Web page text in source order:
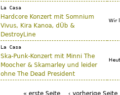
La Casa
Hardcore Konzert mit Somnium
Vivus, Kira Kanoa, dÜb &
DestroyLine
Wir
La Casa
Ska-Punk-Konzert mit Minni The
Moocher & Skamarley und leider
ohne The Dead President
« erste Seite ‹ vorherige Seite